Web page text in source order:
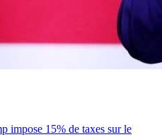
impose 15% de taxes sur le